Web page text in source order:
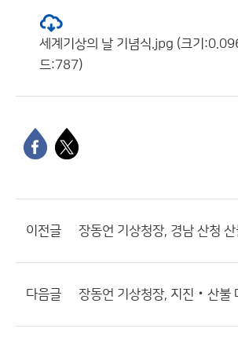
세계기상의 날 기념식.jpg (크기
드:787)
이전글 장동언 기상청장, 경남 산청
다음글